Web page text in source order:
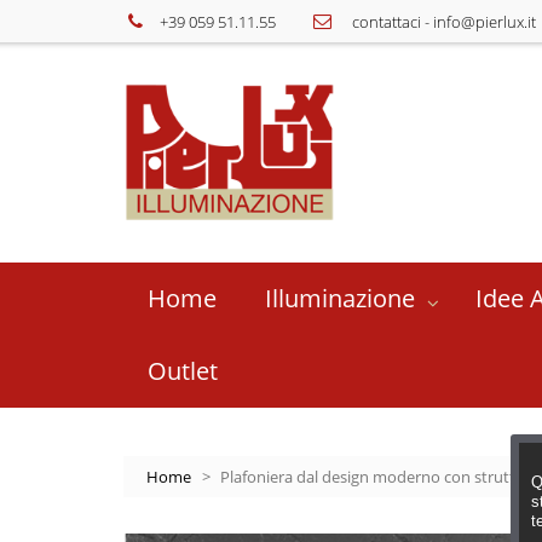
+39 059 51.11.55 contattaci - info@pierlux.it
Home Illuminazione Idee
Outlet
Home > Plafoniera dal design moderno con